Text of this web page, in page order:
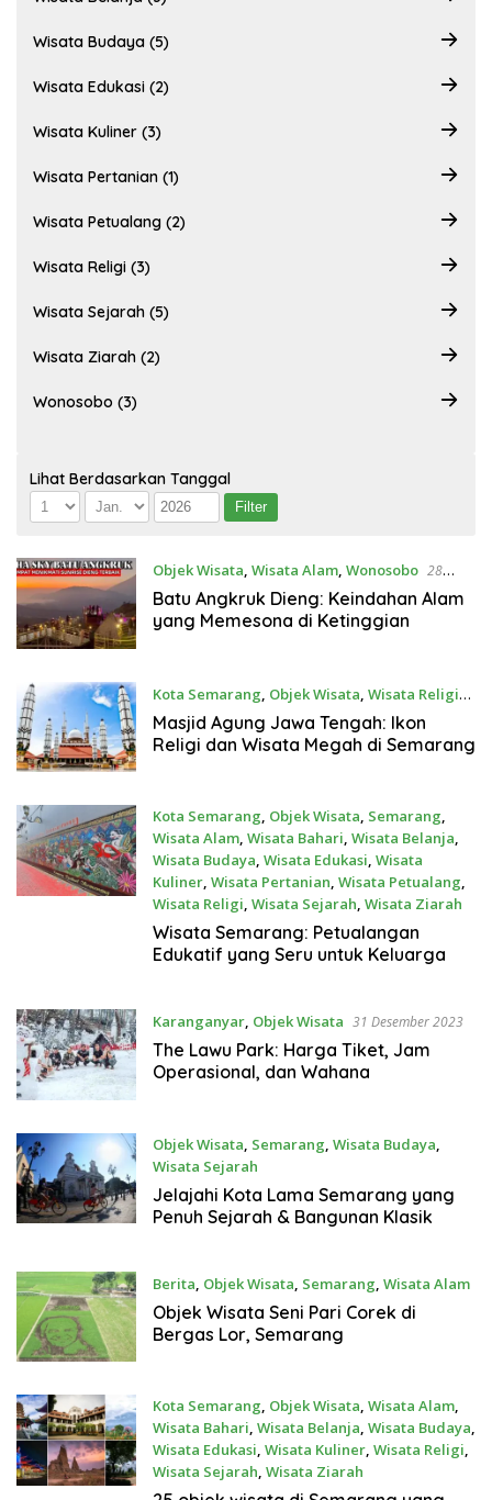
Wisata Budaya (5)
Wisata Edukasi (2)
Wisata Kuliner (3)
Wisata Pertanian (1)
Wisata Petualang (2)
Wisata Religi (3)
Wisata Sejarah (5)
Wisata Ziarah (2)
Wonosobo (3)
Lihat Berdasarkan Tanggal
Objek Wisata, Wisata Alam, Wonosobo 28
Maret 2025
Batu Angkruk Dieng: Keindahan Alam
yang Memesona di Ketinggian
Kota Semarang Objek Wisata Wisata Religi
28 Maret 2025
Masjid Agung Jawa Tengah: Ikon
Religi dan Wisata Megah di Semarang
Kota Semarang, Objek Wisata, Semarang,
Wisata Alam, Wisata Bahari, Wisata Belanja,
Wisata Budaya, Wisata Edukasi, Wisata
Kuliner, Wisata Pertanian, Wisata Petualang,
Wisata Religi, Wisata Sejarah, Wisata Ziarah
22 Maret 2025
Wisata Semarang: Petualangan
Edukatif yang Seru untuk Keluarga
Karanganyar, Objek Wisata 31 Desember 2023
The Lawu Park: Harga Tiket, Jam
Operasional, dan Wahana
Objek Wisata, Semarang, Wisata Budaya,
Wisata Sejarah
12 Mei 2023
Jelajahi Kota Lama Semarang yang
Penuh Sejarah & Bangunan Klasik
Berita, Objek Wisata, Semarang, Wisata Alam
25 Maret 2023
Objek Wisata Seni Pari Corek di
Bergas Lor, Semarang
Kota Semarang, Objek Wisata, Wisata Alam,
Wisata Bahari, Wisata Belanja, Wisata Budaya,
Wisata Edukasi, Wisata Kuliner, Wisata Religi,
Wisata Sejarah, Wisata Ziarah